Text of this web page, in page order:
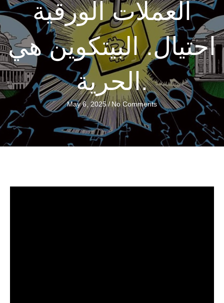
العملات الورقية
احتيال. البيتكوين هي
الحرية.
May 6, 2025/ No Comments